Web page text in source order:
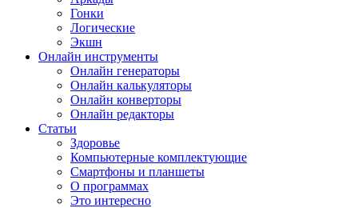
Гонки
Логические
Экшн
Онлайн инструменты
Онлайн генераторы
Онлайн калькуляторы
Онлайн конверторы
Онлайн редакторы
Статьи
Здоровье
Компьютерные комплектующие
Смартфоны и планшеты
О программах
Это интересно